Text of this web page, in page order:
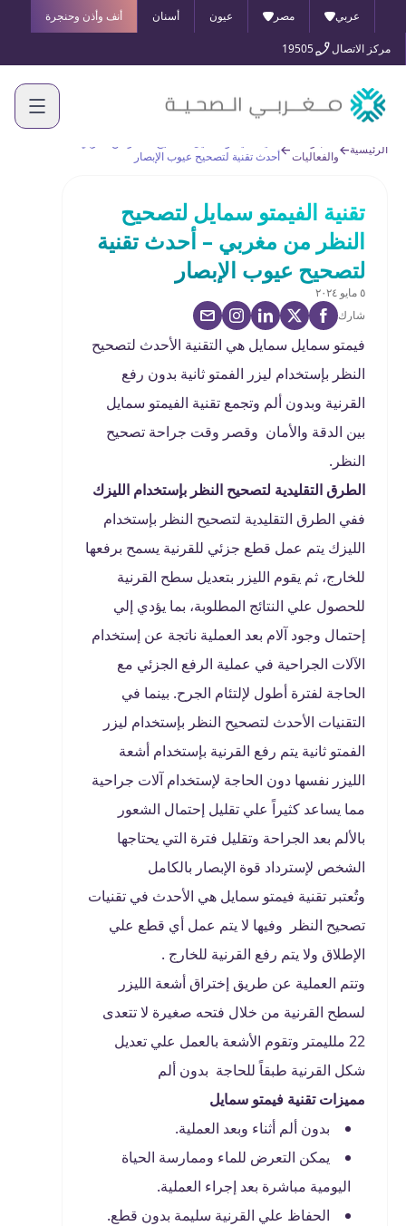
عربي مصر عيون أسنان أنف وأذن وحنجرة
مركز الاتصال 19505
الرئيسية
والفعاليات
أحدث تقنية لتصحيح عيوب الإبصار
تقنية الفيمتو سمايل لتصحيح
النظر من مغربي – أحدث تقنية
لتصحيح عيوب الإبصار
٥ مايو ٢٠٢٤
شارك
فيمتو سمايل سمايل هي التقنية الأحدث لتصحيح
النظر بإستخدام ليزر الفمتو ثانية بدون رفع
القرنية وبدون ألم وتجمع تقنية الفيمتو سمايل
بين الدقة والأمان وقصر وقت جراحة تصحيح
النظر.
الطرق التقليدية لتصحيح النظر بإستخدام الليزك
ففي الطرق التقليدية لتصحيح النظر بإستخدام
الليزك يتم عمل قطع جزئي للقرنية يسمح برفعها
للخارج، ثم يقوم الليزر بتعديل سطح القرنية
للحصول علي النتائج المطلوبة، بما يؤدي إلي
إحتمال وجود آلام بعد العملية ناتجة عن إستخدام
الآلات الجراحية في عملية الرفع الجزئي مع
الحاجة لفترة أطول لإلتئام الجرح. بينما في
التقنيات الأحدث لتصحيح النظر بإستخدام ليزر
الفمتو ثانية يتم رفع القرنية بإستخدام أشعة
الليزر نفسها دون الحاجة لإستخدام آلات جراحية
مما يساعد كثيراً علي تقليل إحتمال الشعور
بالألم بعد الجراحة وتقليل فترة التي يحتاجها
الشخص لإسترداد قوة الإبصار بالكامل
وتُعتبر تقنية فيمتو سمايل هي الأحدث في تقنيات
تصحيح النظر وفيها لا يتم عمل أي قطع علي
الإطلاق ولا يتم رفع القرنية للخارج .
وتتم العملية عن طريق إختراق أشعة الليزر
لسطح القرنية من خلال فتحه صغيرة لا تتعدى
22 ملليمتر وتقوم الأشعة بالعمل علي تعديل
شكل القرنية طبقاً للحاجة بدون ألم
مميزات تقنية فيمتو سمايل
بدون ألم أثناء وبعد العملية.
يمكن التعرض للماء وممارسة الحياة
اليومية مباشرة بعد إجراء العملية.
الحفاظ علي القرنية سليمة بدون قطع.